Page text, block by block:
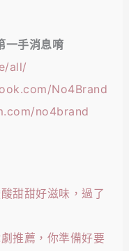
一手消息唷
all/
No4Brand
no4brand
甜甜好滋味，過了
推薦，你準備好要